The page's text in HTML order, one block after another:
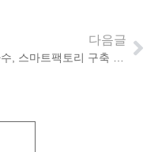
다음글